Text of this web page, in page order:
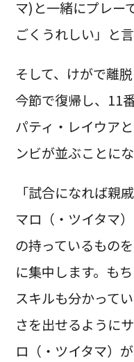
マ)と一緒にプレー
ごくうれしい」と言
そして、けがで離
今節で復帰し、11
パティ・レイウア
ンビが並ぶことにな
「試合になれば親
マロ（・ツイタマ
の持っているもの
に集中します。も
スキルも分かって
さを出せるように
ロ（・ツイタマ）